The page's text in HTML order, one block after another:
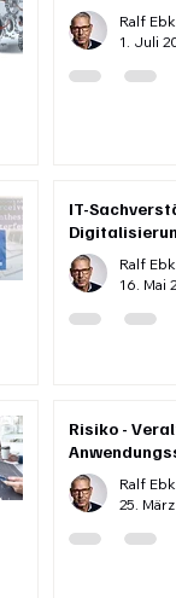
Ralf
1. Juli
IT-
Ralf
16. Mai
Risiko -
Ralf
25.